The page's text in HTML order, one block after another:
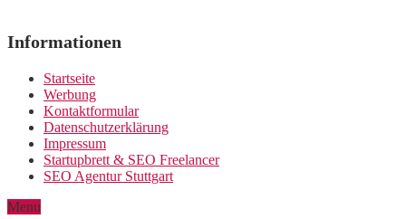
Informationen
Startseite
Werbung
Kontaktformular
Datenschutzerklärung
Impressum
Startupbrett & SEO Freelancer
SEO Agentur Stuttgart
Menu